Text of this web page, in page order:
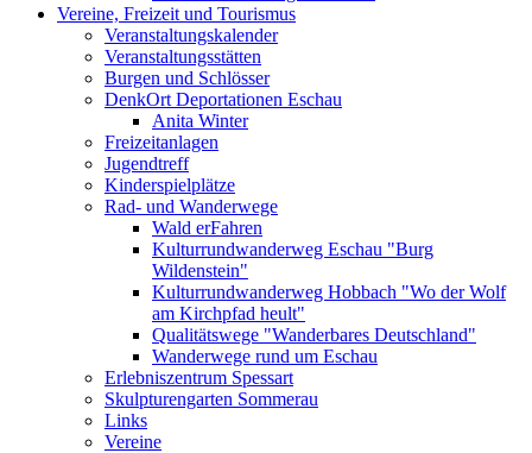
Vereine, Freizeit und Tourismus
Veranstaltungskalender
Veranstaltungsstätten
Burgen und Schlösser
DenkOrt Deportationen Eschau
Anita Winter
Freizeitanlagen
Jugendtreff
Kinderspielplätze
Rad- und Wanderwege
Wald erFahren
Kulturrundwanderweg Eschau "Burg
Wildenstein"
Kulturrundwanderweg Hobbach "Wo der Wolf
am Kirchpfad heult"
Qualitätswege "Wanderbares Deutschland"
Wanderwege rund um Eschau
Erlebniszentrum Spessart
Skulpturengarten Sommerau
Links
Vereine